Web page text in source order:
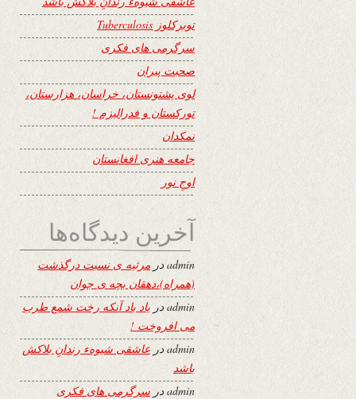
توبرکلوز Tuberculosis
سرگرمی های فکری
صحبت پیران
لوی پشتونستان، خراسان، هزارستان،
تورکستان و فدرالیزم !
نمکدان
جامعه هنری افغانستان
اوجِ نور
آخرین دیدگاه‌ها
adminدر مرثیه ی نسبت درگذشت
(همراه)،دهقان بچه ی جوان
admin در یاد باد آنکه رخت شمع طرب
می افروخت !
adminدر عاشقی شیوهء رندانِ بلاکش
باشد
admin در سرگرمی های فکری